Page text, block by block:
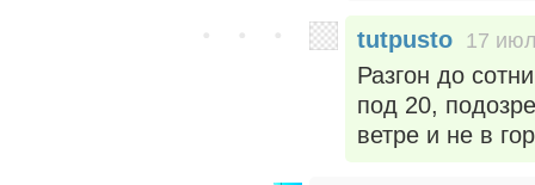
tutpusto 17
Разгон до
под 20,
ветре и не в